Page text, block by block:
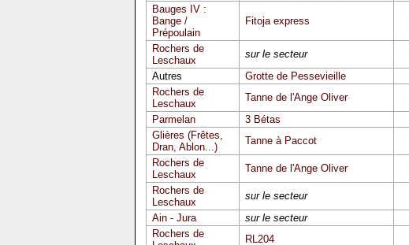
Bauges IV :
Bange /
Prépoulain
Fitoja express
Rochers de
Leschaux
sur le secteur
Autres
Grotte de Pessevieille
Rochers de
Leschaux
Tanne de l'Ange Oliver
Parmelan
3 Bétas
Glières (Frêtes,
Dran, Ablon...)
Tanne à Paccot
Rochers de
Leschaux
Tanne de l'Ange Oliver
Rochers de
Leschaux
sur le secteur
Ain - Jura
sur le secteur
Rochers de
RL204